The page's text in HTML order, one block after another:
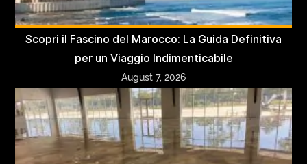
Scopri il Fascino del Marocco: La Guida Definitiva
per un Viaggio Indimenticabile
August 7, 2026